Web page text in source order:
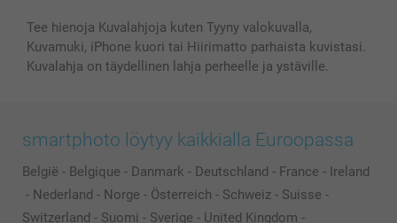
Tee hienoja Kuvalahjoja kuten Tyyny valokuvalla,
Kuvamuki, iPhone kuori tai Hiirimatto parhaista kuvistasi.
Kuvalahja on täydellinen lahja perheelle ja ystäville.
smartphoto löytyy kaikkialla Euroopassa
België - Belgique - Danmark - Deutschland - France - Ireland
- Nederland - Norge - Österreich - Schweiz - Suisse -
Switzerland - Suomi - Sverige - United Kingdom -